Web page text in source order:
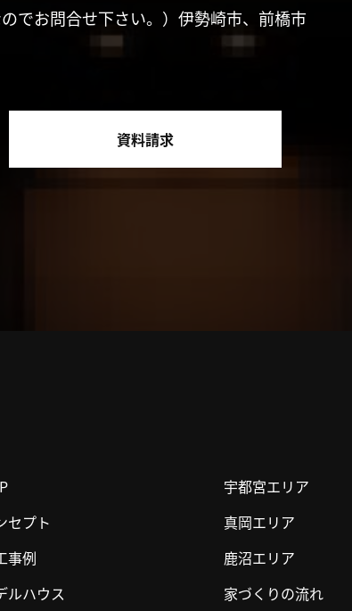
でお問合せ下さい。）伊勢崎市、前橋市
資料請求
セプト
事例
ルハウス
宇都宮エリア
真岡エリア
鹿沼エリア
家づくりの流れ